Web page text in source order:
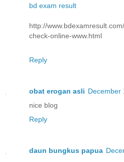
bd exam result
http://
check-online-www.html
Reply
obat erogan asli December
nice blog
Reply
daun bungkus papua